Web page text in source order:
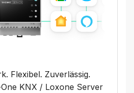
Flexibel. Zuverlässig.
KNX / Loxone Server